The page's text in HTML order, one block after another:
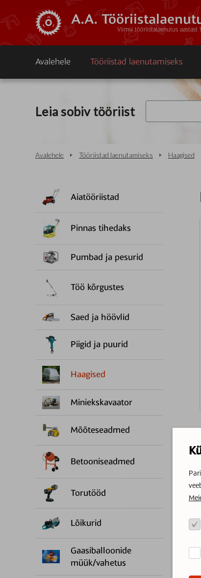
A.A.
Viimsi tööriistalaenutus aastast
Avalehele Tööriistad laenutamiseks
Leia sobiv tööriist
Avalehele Tööriistad laenutamiseks Haagised
Aiatööriistad
Pinnas tihedaks
Pumbad ja pesurid
Töö kõrgustes
Saed ja höövlid
Piigid ja puurid
Haagised
Miniekskavaator
Mõõteseadmed
Betooniseadmed
Torutööd
Lõikurid
Gaasiballoonide
müük/vahetus